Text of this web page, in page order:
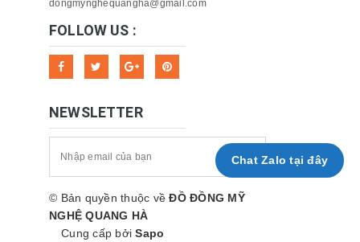
dongmynghequangha@gmail.com
FOLLOW US :
NEWSLETTER
© Bản quyền thuộc vềĐỒ ĐỒNG MỸ
NGHỆ QUANG HÀ
Cung cấp bởiSapo
Chat Zalo tại đây